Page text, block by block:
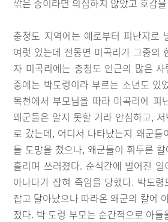
깎은 중이라면 의심하지 않았고 호감
충청도 지역에는 예로부터 피난지로
여럿 있는데 전동면 미곡리가 그중의
자 미곡리에는 충청도 인근의 많은
중에는 박도령이라 부르는 소년도 있
목천에서 부모님을 따라 미곡리에 피
왜군들은 알지 못할 거라 안심하고,
로 갔는데, 어디서 나타났는지 왜군들
들 도망을 쳤으나, 왜군들이 휘두른
흘리며 쓰러졌다. 순식간에 벌어진
아나다가 잡혀 죽임을 당했다. 박도
잡고 달아났으나 따라온 왜군의 칼에
졌다. 박 도령 부모는 순간적으로 아